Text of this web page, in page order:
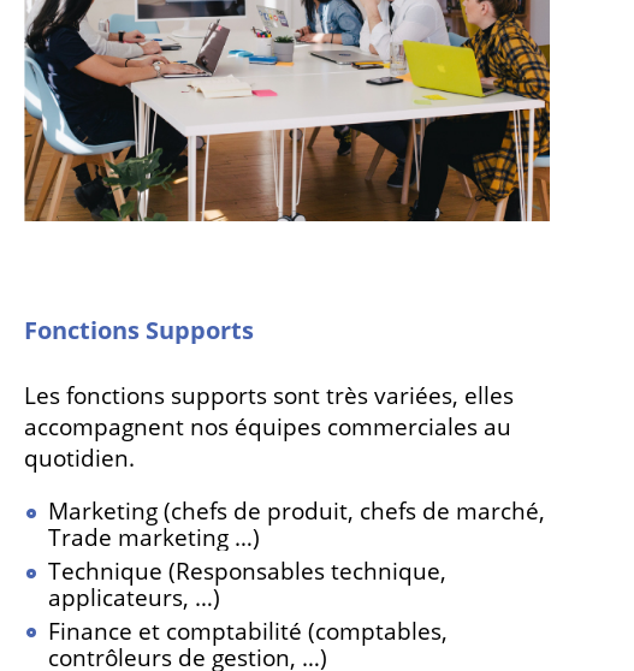
Fonctions Supports
Les fonctions supports sont très variées, elles
accompagnent nos équipes commerciales au
quotidien.
Marketing (chefs de produit, chefs de marché,
Trade marketing …)
Technique (Responsables technique,
applicateurs, …)
Finance et comptabilité (comptables,
contrôleurs de gestion, …)